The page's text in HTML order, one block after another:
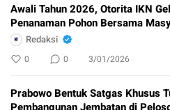
Awali Tahun 2026, Otorita IKN
Penanaman Pohon Bersama
Redaksi
0 0 3/01/2026
Prabowo Bentuk Satgas Khusus